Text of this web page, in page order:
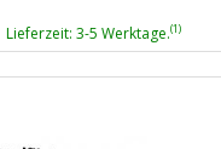
Lieferzeit: 3-5 Werktage.(1)